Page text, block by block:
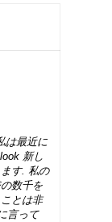
は最近に
新し
す. 私の
数千を
とは非
言って